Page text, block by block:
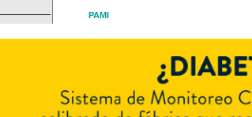
PAMI
OS $7.127,90AF $10.691,84